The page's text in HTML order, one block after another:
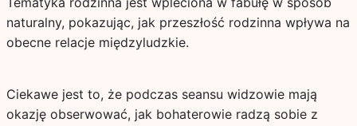
naturalny, pokazując, jak przeszłość rodzinna wpływa na
obecne relacje międzyludzkie.
Ciekawe jest to, że podczas seansu widzowie mają
okazję obserwować, jak bohaterowie radzą sobie z